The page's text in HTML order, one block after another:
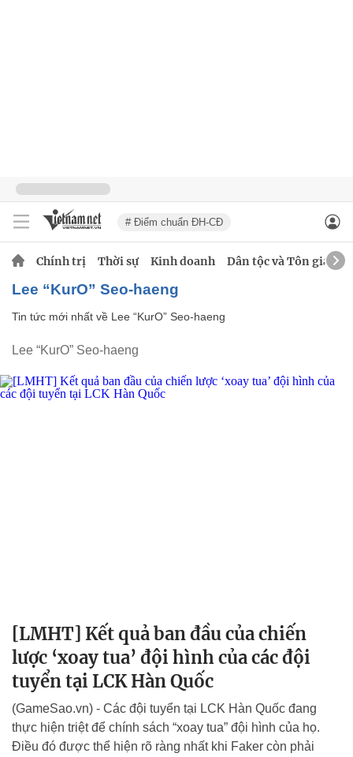
# Điểm chuẩn ĐH-CĐ
Chính trị Thời sự Kinh doanh Dân tộc và Tôn giáo
Lee “KurO” Seo-haeng
Tin tức mới nhất về Lee “KurO” Seo-haeng
Lee “KurO” Seo-haeng
[LMHT] Kết quả ban đầu của chiến
lược ‘xoay tua’ đội hình của các đội
tuyển tại LCK Hàn Quốc
(GameSao.vn) - Các đội tuyển tại LCK Hàn Quốc đang
thực hiện triệt để chính sách “xoay tua” đội hình của họ.
Điều đó được thể hiện rõ ràng nhất khi Faker còn phải